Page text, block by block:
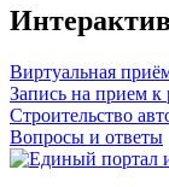
Виртуальная
Запись на прием к
Строительство
Вопросы и ответы